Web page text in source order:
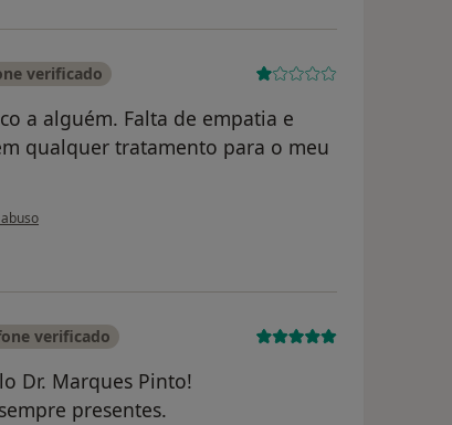
verificado
a alguém. Falta de empatia e
qualquer tratamento para o meu
utilizador Conta eliminada
verificado
Dr. Marques Pinto!
presentes.